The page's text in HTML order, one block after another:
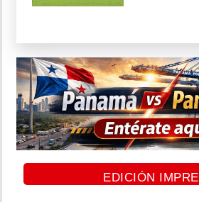
EDICIÓN